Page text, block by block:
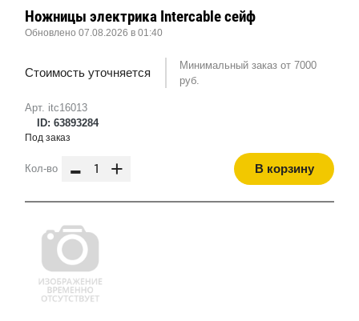
Арт. itc16013
ID: 63893284
Ножницы электрика Intercable сейф
Обновлено 07.08.2026 в 01:40
Стоимость уточняется
Минимальный заказ от 7000
руб.
Под заказ
Кол-во - + В корзину